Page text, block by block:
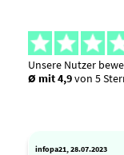
Unsere Nutzer
Ø mit 4,9von 5
infopa21, 28.07.2023